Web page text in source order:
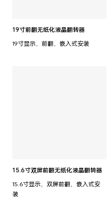
19寸前翻无纸化液晶翻转器
19寸显示，前翻，嵌入式安装
15.6寸双屏前翻无纸化液晶翻转器
15.6寸显示，双屏前翻，嵌入式安
装